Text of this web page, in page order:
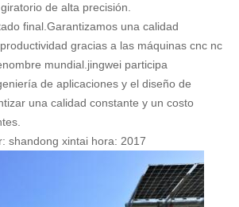
de alta precisión.
final.Garantizamos una calidad
gracias a las máquinas cnc nc
mundial.jingwei participa
de aplicaciones y el diseño de
una calidad constante y un costo
shandong xintai hora: 2017